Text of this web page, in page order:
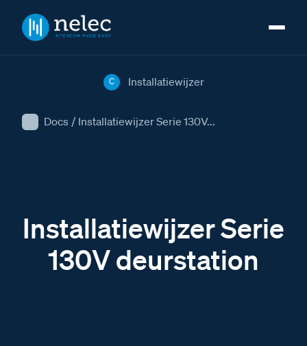
Docs / Installatiewijzer Serie 130V...
C Installatiewijzer
Installatiewijzer Serie
130V deurstation